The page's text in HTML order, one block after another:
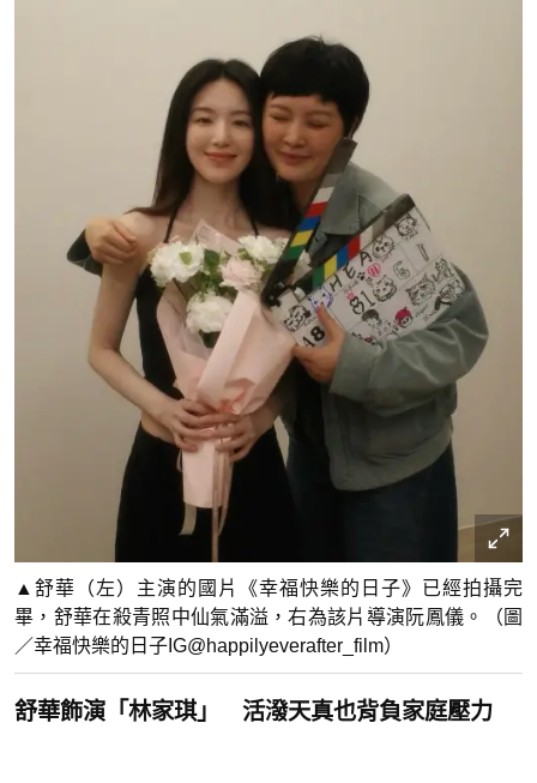
▲舒華（左）主演的國片《幸福快樂的日子》已經拍攝完
畢，舒華在殺青照中仙氣滿溢，右為該片導演阮鳳儀。（圖
／幸福快樂的日子IG@happilyeverafter_film）
舒華飾演「林家琪」 活潑天真也背負家庭壓力